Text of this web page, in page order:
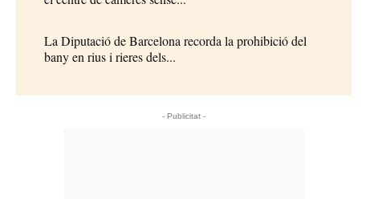
La Diputació de Barcelona recorda la prohibició del
bany en rius i rieres dels...
- Publicitat -